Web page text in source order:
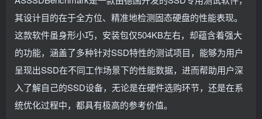
其设计目的在于全方位、精准地检测固态硬盘的性能表现。
这款软件虽身形小巧，安装包仅504KB左右，却蕴含着强大
的功能，涵盖了多种针对SSD特性的测试项目，能够为用户
呈现出SSD在不同工作场景下的性能数据，进而帮助用户深
入了解自己的SSD设备，无论是在硬件选购环节，还是在系
统优化过程中，都具有极高的参考价值。